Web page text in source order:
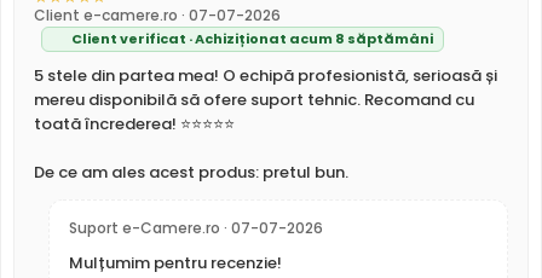
utila pentru verificarea evenimentelor si conversatiilor din
zona monitorizata.
camerei Dahua IPC-HFW2649TL-S-LED-0280B-PRO,
imaginea de fundal, in zone cu contrast puternic de
Client e-camere.ro · 07-07-2026
Client verificat · Achiziționat acum 8 săptămâni
5 stele din partea mea! O echipă profesionistă, serioasă și
mereu disponibilă să ofere suport tehnic. Recomand cu
toată încrederea! ⭐⭐⭐⭐⭐
De ce am ales acest produs: pretul bun.
Suport e-Camere.ro · 07-07-2026
Mulțumim pentru recenzie!